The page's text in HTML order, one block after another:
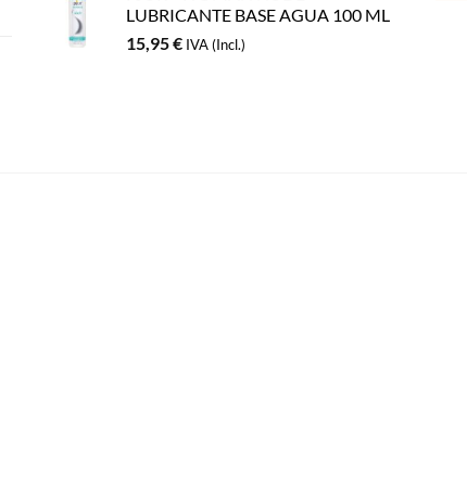
LUBRICANTE BASE AGUA 100 ML
15,95€ IVA (Incl.)